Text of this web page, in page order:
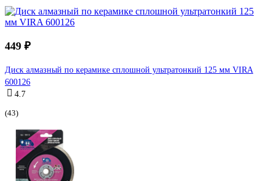
449 ₽
Диск алмазный по керамике сплошной ультратонкий 125 мм VIRA
600126
4.7
(43)